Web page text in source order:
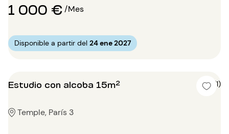
1 000 €/Mes
Disponible a partir del 24 ene 2027
Estudio con alcoba 15m² 5 (1)
Temple, París 3